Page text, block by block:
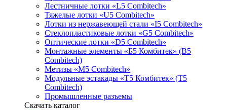
Лестничные лотки «L5 Combitech»
Тяжелые лотки «U5 Combitech»
Лотки из нержавеющей стали «I5 Combitech»
Стеклопластиковые лотки «G5 Combitech»
Оптические лотки «D5 Combitech»
Монтажные элементы «Б5 Комбитек» (B5
Combitech)
Метизы «M5 Combitech»
Модульные эстакады «Т5 Комбитек» (T5
Combitech)
Промышленные разъемы
Скачать каталог